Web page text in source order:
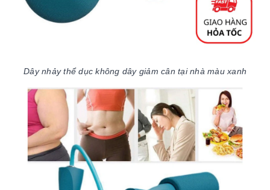
Dây nhảy thể dục không dây giảm cân tại nhà màu xanh